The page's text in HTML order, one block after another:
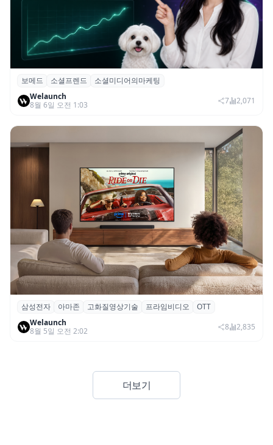
보메드 ‘소셜프렌드’, 유튜브·인스타 등 6개
SNS 마케팅 통합 지원
보메드 소셜프렌드
소셜미디어의마케팅
Welaunch
8월 6일 오전 1:03
7 2,071
삼성전자·아마존, 프라임 비디오에 ‘HDR10+
어드밴스드’ 적용
삼성전자 아마존 고화질영상기술 프라임비디오
OTT
Welaunch
8월 5일 오전 2:02
8 2,835
더보기